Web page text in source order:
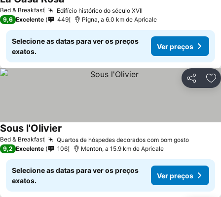
Bed & Breakfast Edifício histórico do século XVIIVer preços
9,6 Excelente 449 Pigna, a 6.0 km de Apricale
Selecione as datas para ver os preços
exatos.
Ver preços
Partilhar
Bed & Breakfast Quartos de hóspedes decorados com bom gostoVer
Sous l'Olivier
9,2 Excelente 106 Menton, a 15.9 km de Apricale
Selecione as datas para ver os preços
exatos.
Ver preços